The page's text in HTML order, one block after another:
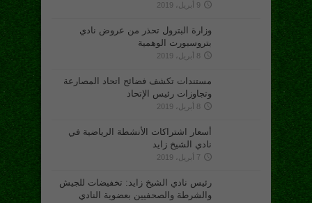
9 أبريل، 2019
وزارة البترول تحذر من عروض نادي
بتروسبورت الوهمية
8 أبريل، 2019
مستندات تكشف فضائح اتحاد المصارعة
وتجاوزات رئيس الإتحاد
8 أبريل، 2019
أسعار اشتراكات الأنشطة الرياضية في
نادي الشيخ زايد
7 أبريل، 2019
رئيس نادي الشيخ زايد: تخفيضات للجيش
والشرطة والصحفيين بعضوية النادي